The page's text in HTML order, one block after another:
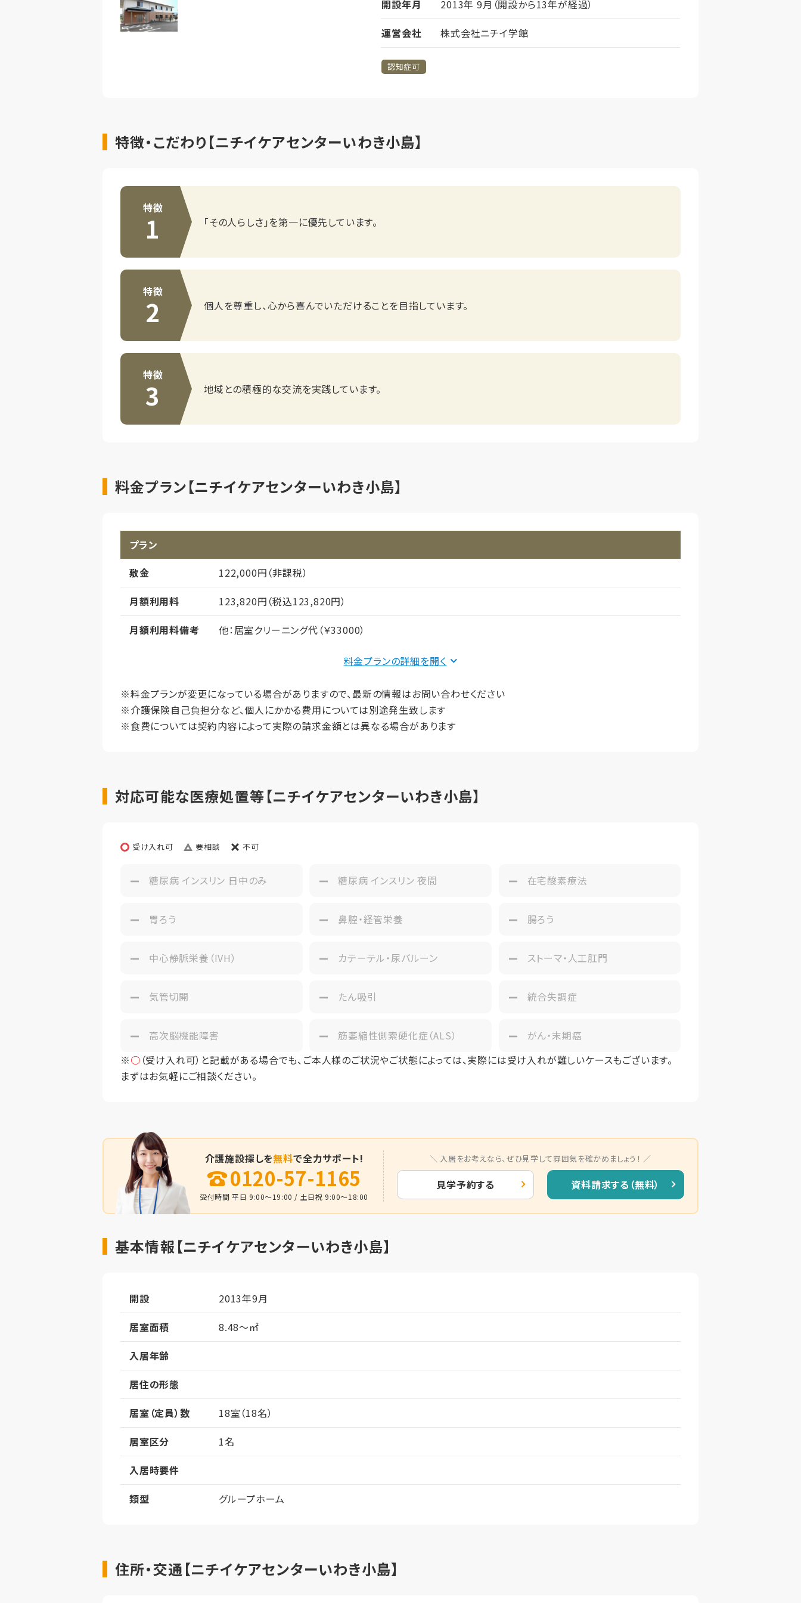
開設年月
2013年 9月（開設から13年が経過）
運営会社
株式会社ニチイ学館
認知症可
特徴・こだわり【ニチイケアセンターいわき小島】
特徴
1 「その人らしさ」を第一に優先しています。
特徴
2 個人を尊重し、心から喜んでいただけることを目指しています。
特徴
3 地域との積極的な交流を実践しています。
料金プラン【ニチイケアセンターいわき小島】
プラン
敷金
122,000円（非課税）
月額利用料
123,820円（税込123,820円）
月額利用料備考
他：居室クリーニング代（￥33000）
61,000円（非課税）
管理費・水道光熱費 23,820円（非課税）
食費 39,000円（非課税）
定員
料金プランの詳細を
※料金プランが変更になっている場合がありますので、最新の情報はお問い合わせください
※介護保険自己負担分など、個人にかかる費用については別途発生致します
※食費については契約内容によって実際の請求金額とは異なる場合があります
対応可能な医療処置等【ニチイケアセンターいわき小島】
受け入れ可 要相談 不可
糖尿病 インスリン 日中のみ 糖尿病 インスリン 夜間 在宅酸素療法
胃ろう 鼻腔・経管栄養 腸ろう
中心静脈栄養（IVH） カテーテル・尿バルーン ストーマ・人工肛門
気管切開 たん吸引 統合失調症
高次脳機能障害 筋萎縮性側索硬化症（ALS）
がん・末期癌
※○ （受け入れ可）と記載がある場合でも、ご本人様のご状況やご状態によっては、実際には受け入れが難しいケースもございます。
まずはお気軽にご相談ください。
介護施設探しを無料で全力サポート!
0120-57-1165
受付時間 平日 9:00～19:00 / 土日祝 9:00～18:00
入居をお考えなら、ぜひ見学して雰囲気を確かめましょう！
見学予約する 資料請求する（無料）
基本情報【ニチイケアセンターいわき小島】
開設
2013年9月
居室面積
8.48～㎡
入居年齢
居住の形態
居室（定員）数
18室（18名）
居室区分
1名
入居時要件
類型
グループホーム
住所・交通【ニチイケアセンターいわき小島】